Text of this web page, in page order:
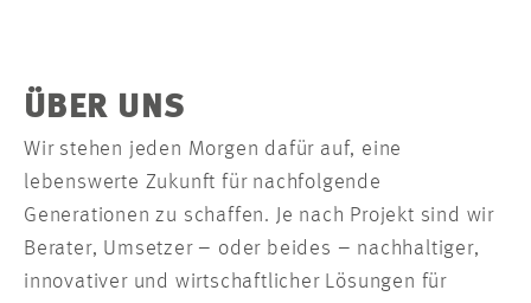
ÜBER UNS
Wir stehen jeden Morgen dafür auf, eine
lebenswerte Zukunft für nachfolgende
Generationen zu schaffen. Je nach Projekt sind wir
Berater, Umsetzer – oder beides – nachhaltiger,
innovativer und wirtschaftlicher Lösungen für